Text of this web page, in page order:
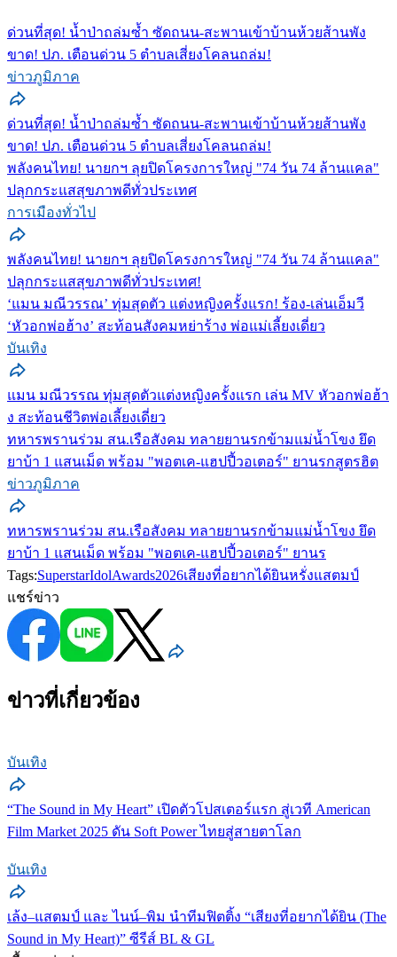
ด่วนที่สุด! น้ำป่าถล่มซ้ำ ซัดถนน-สะพานเข้าบ้านห้วยส้านพัง
ขาด! ปภ. เตือนด่วน 5 ตำบลเสี่ยงโคลนถล่ม!
ข่าวภูมิภาค
ด่วนที่สุด! น้ำป่าถล่มซ้ำ ซัดถนน-สะพานเข้าบ้านห้วยส้านพัง
ขาด! ปภ. เตือนด่วน 5 ตำบลเสี่ยงโคลนถล่ม!
พลังคนไทย! นายกฯ ลุยปิดโครงการใหญ่ "74 วัน 74 ล้านแคล"
ปลุกกระแสสุขภาพดีทั่วประเทศ
การเมืองทั่วไป
พลังคนไทย! นายกฯ ลุยปิดโครงการใหญ่ "74 วัน 74 ล้านแคล"
ปลุกกระแสสุขภาพดีทั่วประเทศ!
‘แมน มณีวรรณ’ ทุ่มสุดตัว แต่งหญิงครั้งแรก! ร้อง-เล่นเอ็มวี
‘หัวอกพ่อฮ้าง’ สะท้อนสังคมหย่าร้าง พ่อแม่เลี้ยงเดี่ยว
บันเทิง
แมน มณีวรรณ ทุ่มสุดตัวแต่งหญิงครั้งแรก เล่น MV หัวอกพ่อฮ้า
ง สะท้อนชีวิตพ่อเลี้ยงเดี่ยว
ทหารพรานร่วม สน.เรือสังคม ทลายยานรกข้ามแม่น้ำโขง ยึด
ยาบ้า 1 แสนเม็ด พร้อม "พอตเค-แฮปปี้วอเตอร์" ยานรกสูตรฮิต
ข่าวภูมิภาค
ทหารพรานร่วม สน.เรือสังคม ทลายยานรกข้ามแม่น้ำโขง ยึด
ยาบ้า 1 แสนเม็ด พร้อม "พอตเค-แฮปปี้วอเตอร์" ยานร
Tags:SuperstarIdolAwards2026เสียงที่อยากได้ยินหรั่งแสตมป์
แชร์ข่าว
ข่าวที่เกี่ยวข้อง
บันเทิง
“The Sound in My Heart” เปิดตัวโปสเตอร์แรก สู่เวที American
Film Market 2025 ดัน Soft Power ไทยสู่สายตาโลก
บันเทิง
เล้ง–แสตมป์ และ ไนน์–พิม นำทีมฟิตติ้ง “เสียงที่อยากได้ยิน (The
Sound in My Heart)” ซีรีส์ BL & GL